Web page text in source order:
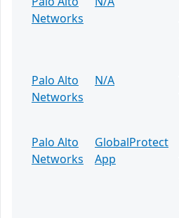
Networks
Palo Alto
Networks
N/A
Palo Alto
Networks
GlobalProtect
App